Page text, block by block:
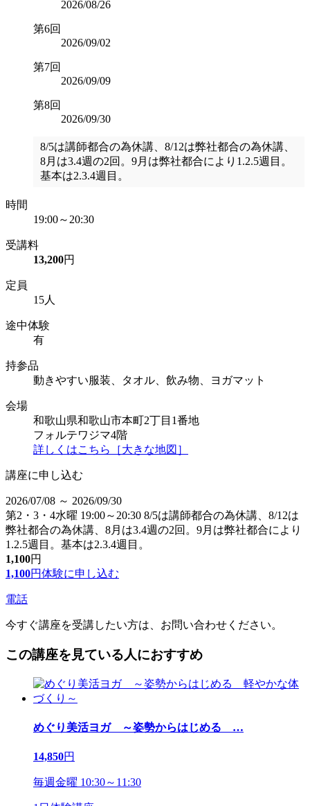
2026/08/26
第6回
2026/09/02
第7回
2026/09/09
第8回
2026/09/30
8/5は講師都合の為休講、8/12は弊社都合の為休講、
8月は3.4週の2回。9月は弊社都合により1.2.5週目。
基本は2.3.4週目。
時間
19:00～20:30
受講料
13,200円
定員
15人
途中体験
有
持参品
動きやすい服装、タオル、飲み物、ヨガマット
会場
和歌山県和歌山市本町2丁目1番地
フォルテワジマ4階
詳しくはこちら［大きな地図］
講座に申し込む
2026/07/08 ～ 2026/09/30
第2・3・4水曜 19:00～20:30 8/5は講師都合の為休講、8/12は
弊社都合の為休講、8月は3.4週の2回。9月は弊社都合により
1.2.5週目。基本は2.3.4週目。
1,100円
1,100円体験に申し込む
電話
今すぐ講座を受講したい方は、お問い合わせください。
この講座を見ている人におすすめ
めぐり美活ヨガ ～姿勢からはじめる …
14,850円
毎週金曜 10:30～11:30